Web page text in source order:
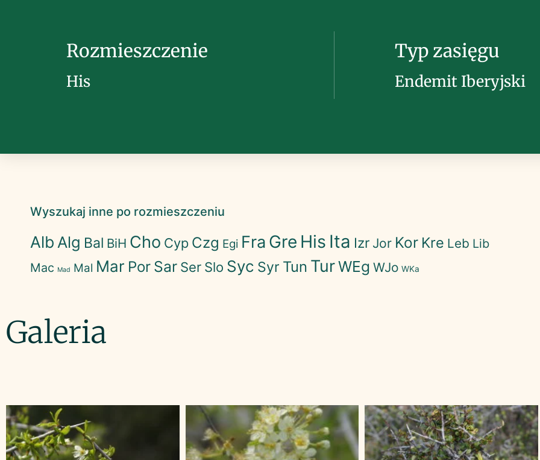
Rozmieszczenie
His
Typ zasięgu
Endemit Iberyjski
Wyszukaj inne po rozmieszczeniu
Alb Alg Bal BiH Cho Cyp Czg Egi Fra Gre His Ita Izr Jor Kor Kre Leb Lib
Mac Mad Mal Mar Por Sar Ser Slo Syc Syr Tun TurWEg WJo WKa
Galeria